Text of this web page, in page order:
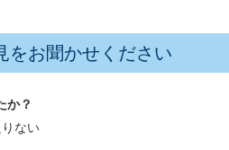
をお聞かせください
か？
ない